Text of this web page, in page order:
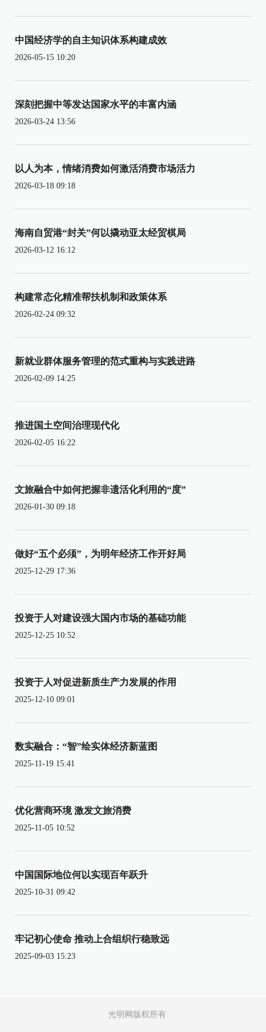
中国经济学的自主知识体系构建成效
2026-05-15 10:20
深刻把握中等发达国家水平的丰富内涵
2026-03-24 13:56
以人为本，情绪消费如何激活消费市场活力
2026-03-18 09:18
海南自贸港“封关”何以撬动亚太经贸棋局
2026-03-12 16:12
构建常态化精准帮扶机制和政策体系
2026-02-24 09:32
新就业群体服务管理的范式重构与实践进路
2026-02-09 14:25
推进国土空间治理现代化
2026-02-05 16:22
文旅融合中如何把握非遗活化利用的“度”
2026-01-30 09:18
做好“五个必须”，为明年经济工作开好局
2025-12-29 17:36
投资于人对建设强大国内市场的基础功能
2025-12-25 10:52
投资于人对促进新质生产力发展的作用
2025-12-10 09:01
数实融合：“智”绘实体经济新蓝图
2025-11-19 15:41
优化营商环境 激发文旅消费
2025-11-05 10:52
中国国际地位何以实现百年跃升
2025-10-31 09:42
牢记初心使命 推动上合组织行稳致远
2025-09-03 15:23
光明网版权所有